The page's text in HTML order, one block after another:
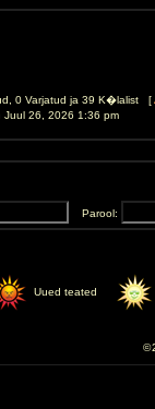
0 Varjatud ja 39 K�lalist [
26, 2026 1:36 pm
Parool:
Uued teated
©